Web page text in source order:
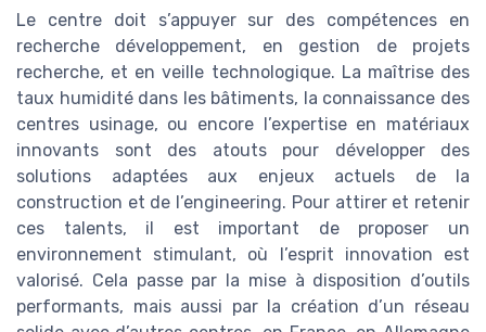
Le centre doit s’appuyer sur des compétences en
recherche développement, en gestion de projets
recherche, et en veille technologique. La maîtrise des
taux humidité dans les bâtiments, la connaissance des
centres usinage, ou encore l’expertise en matériaux
innovants sont des atouts pour développer des
solutions adaptées aux enjeux actuels de la
construction et de l’engineering. Pour attirer et retenir
ces talents, il est important de proposer un
environnement stimulant, où l’esprit innovation est
valorisé. Cela passe par la mise à disposition d’outils
performants, mais aussi par la création d’un réseau